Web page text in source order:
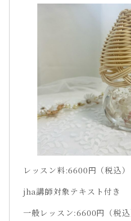
レッスン料:6600円（税込）
jha講師対象テキスト付き
一般レッスン:6600円（税